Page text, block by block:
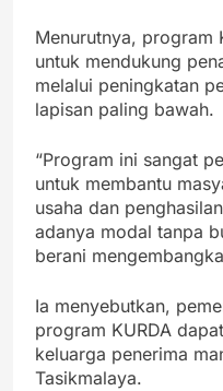
Menurutnya, program
untuk mendukung
melalui peningkatan
lapisan paling bawah.
“Program ini sangat
untuk membantu
usaha dan
adanya modal tanpa
berani
Ia menyebutkan,
program KURDA
keluarga penerima
Tasikmalaya.